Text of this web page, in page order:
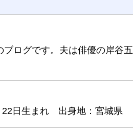
ログです。夫は俳優の岸谷五
22日生まれ 出身地：宮城県